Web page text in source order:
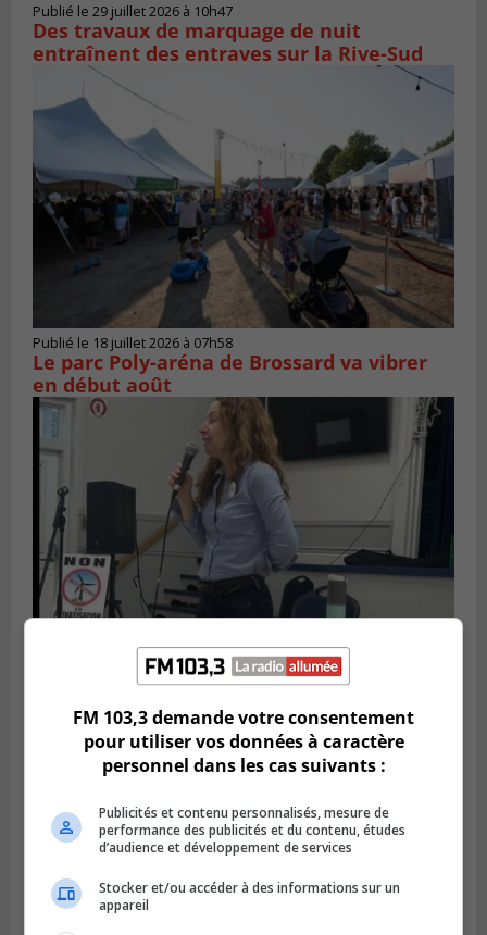
Publié le 29 juillet 2026 à 10h47
Des travaux de marquage de nuit
entraînent des entraves sur la Rive-Sud
Publié le 18 juillet 2026 à 07h58
Le parc Poly-aréna de Brossard va vibrer
en début août
Publié le 6 juillet 2026 à 11h18
Climat Québec dévoile deux candidats
pour l’Agglomération
FM 103,3 demande votre consentement
pour utiliser vos données à caractère
personnel dans les cas suivants :
Publicités et contenu personnalisés, mesure de
performance des publicités et du contenu, études
d’audience et développement de services
Stocker et/ou accéder à des informations sur un
appareil